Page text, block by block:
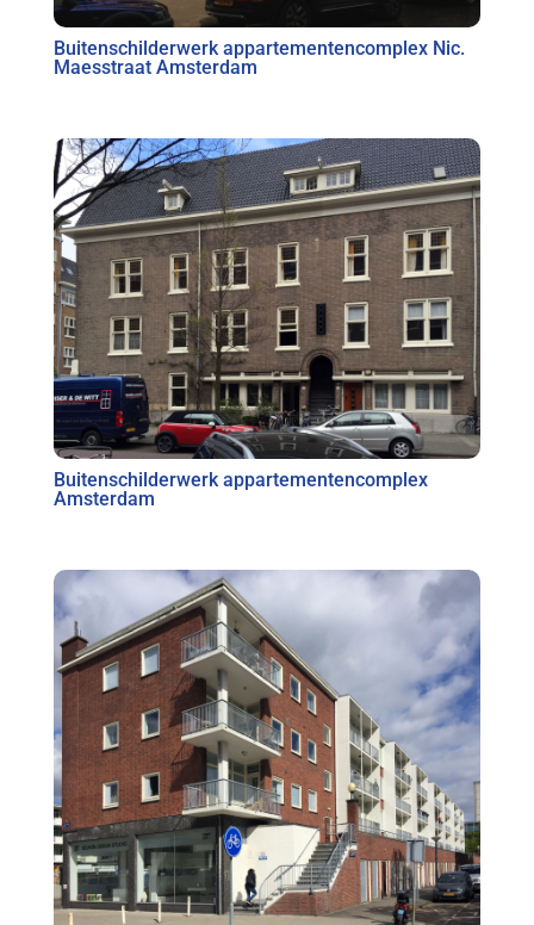
Buitenschilderwerk appartementencomplex Nic.
Maesstraat Amsterdam
Buitenschilderwerk appartementencomplex
Amsterdam